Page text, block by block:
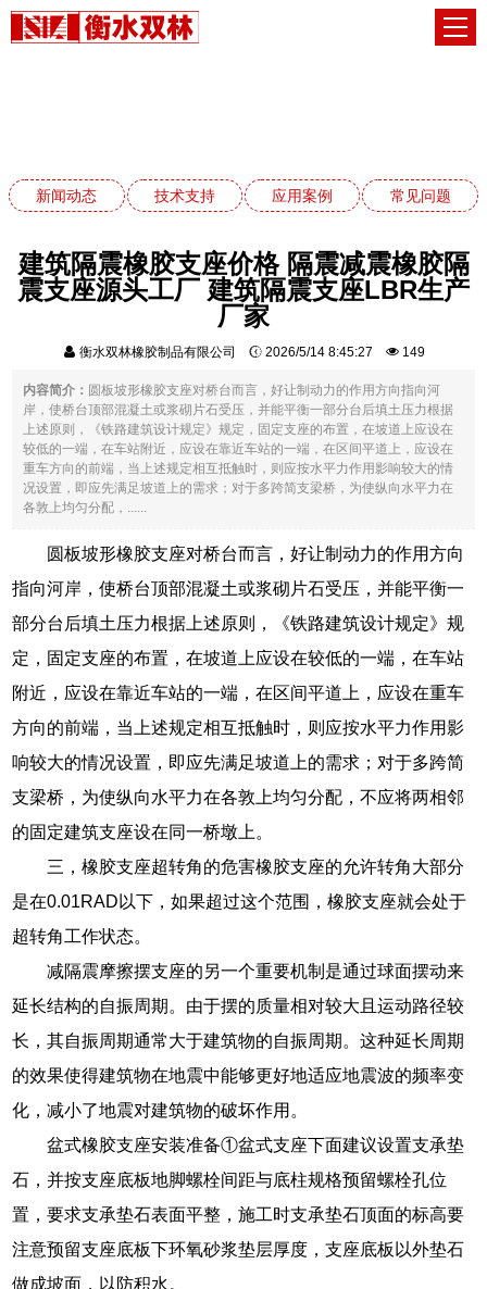
新闻动态 技术支持 应用案例 常见问题
建筑隔震橡胶支座价格 隔震减震橡胶隔
震支座源头工厂 建筑隔震支座LBR生产
厂家
衡水双林橡胶制品有限公司 2026/5/14 8:45:27 149
内容简介： 圆板坡形橡胶支座对桥台而言，好让制动力的作用方向指向河
岸，使桥台顶部混凝土或浆砌片石受压，并能平衡一部分台后填土压力根据
上述原则，《铁路建筑设计规定》规定，固定支座的布置，在坡道上应设在
较低的一端，在车站附近，应设在靠近车站的一端，在区间平道上，应设在
重车方向的前端，当上述规定相互抵触时，则应按水平力作用影响较大的情
况设置，即应先满足坡道上的需求；对于多跨简支梁桥，为使纵向水平力在
各敦上均匀分配，......
圆板坡形橡胶支座对桥台而言，好让制动力的作用方向
指向河岸，使桥台顶部混凝土或浆砌片石受压，并能平衡一
部分台后填土压力根据上述原则，《铁路建筑设计规定》规
定，固定支座的布置，在坡道上应设在较低的一端，在车站
附近，应设在靠近车站的一端，在区间平道上，应设在重车
方向的前端，当上述规定相互抵触时，则应按水平力作用影
响较大的情况设置，即应先满足坡道上的需求；对于多跨简
支梁桥，为使纵向水平力在各敦上均匀分配，不应将两相邻
的固定建筑支座设在同一桥墩上。
三，橡胶支座超转角的危害橡胶支座的允许转角大部分
是在0.01RAD以下，如果超过这个范围，橡胶支座就会处于
超转角工作状态。
减隔震摩擦摆支座的另一个重要机制是通过球面摆动来
延长结构的自振周期。由于摆的质量相对较大且运动路径较
长，其自振周期通常大于建筑物的自振周期。这种延长周期
的效果使得建筑物在地震中能够更好地适应地震波的频率变
化，减小了地震对建筑物的破坏作用。
盆式橡胶支座安装准备①盆式支座下面建议设置支承垫
石，并按支座底板地脚螺栓间距与底柱规格预留螺栓孔位
置，要求支承垫石表面平整，施工时支承垫石顶面的标高要
注意预留支座底板下环氧砂浆垫层厚度，支座底板以外垫石
做成坡面，以防积水。